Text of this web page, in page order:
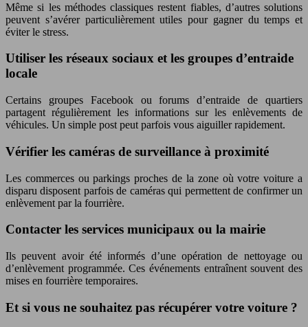
Même si les méthodes classiques restent fiables, d’autres solutions
peuvent s’avérer particulièrement utiles pour gagner du temps et
éviter le stress.
Utiliser les réseaux sociaux et les groupes d’entraide
locale
Certains groupes Facebook ou forums d’entraide de quartiers
partagent régulièrement les informations sur les enlèvements de
véhicules. Un simple post peut parfois vous aiguiller rapidement.
Vérifier les caméras de surveillance à proximité
Les commerces ou parkings proches de la zone où votre voiture a
disparu disposent parfois de caméras qui permettent de confirmer un
enlèvement par la fourrière.
Contacter les services municipaux ou la mairie
Ils peuvent avoir été informés d’une opération de nettoyage ou
d’enlèvement programmée. Ces événements entraînent souvent des
mises en fourrière temporaires.
Et si vous ne souhaitez pas récupérer votre voiture ?